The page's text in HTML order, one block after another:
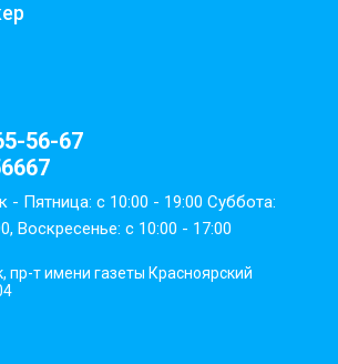
56-67
- Пятница: с 10:00 - 19:00 Суббота:
Воскресенье: с 10:00 - 17:00
пр-т имени газеты Красноярский